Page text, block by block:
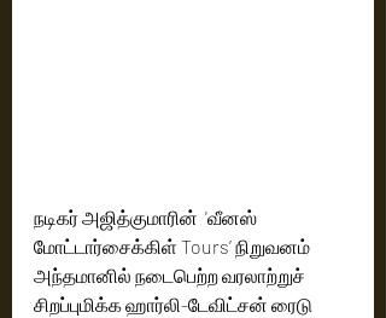
நடிகர் அஜித்குமாரின்  'வீனஸ்
மோட்டார்சைக்கிள் Tours’ நிறுவனம்
அந்தமானில் நடைபெற்ற வரலாற்றுச்
சிறப்புமிக்க ஹார்லி-டேவிட்சன் ரைடு